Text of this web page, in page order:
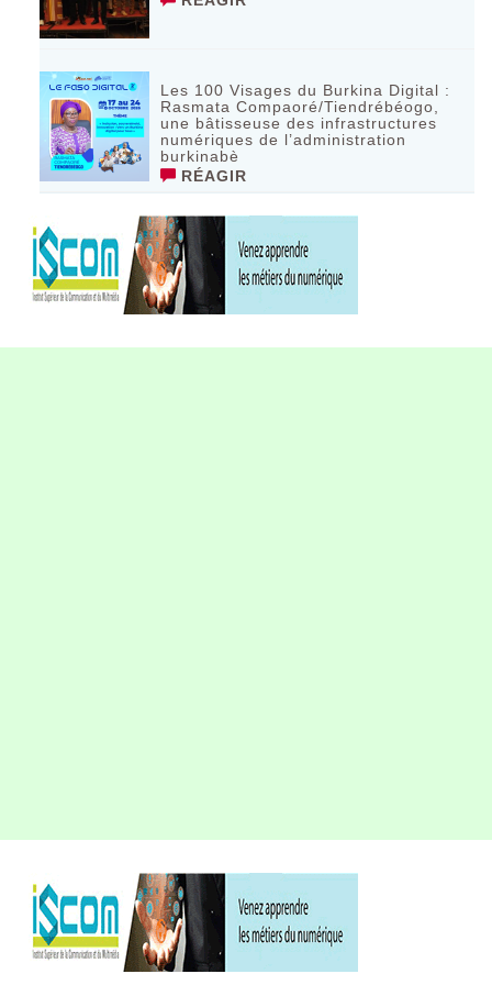
Les 100 Visages du Burkina Digital :
Rasmata Compaoré/Tiendrébéogo,
une bâtisseuse des infrastructures
numériques de l’administration
burkinabè
RÉAGIR